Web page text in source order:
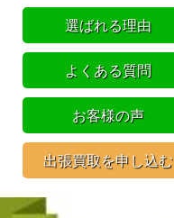
選ばれる理由
よくある質問
お客様の声
出張買取を申し込む